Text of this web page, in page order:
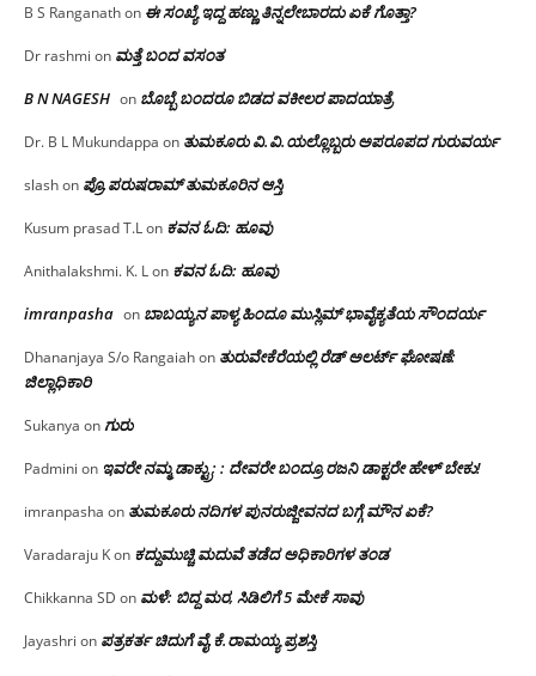
B S Ranganathon ಈ ಸಂಖ್ಯೆ ಇದ್ದ ಹಣ್ಣು ತಿನ್ನಲೇಬಾರದು ಏಕೆ ಗೊತ್ತಾ?
Dr rashmi on ಮತ್ತೆ ಬಂದ ವಸಂತ
B N NAGESH on ಬೊಬ್ಬೆ ಬಂದರೂ ಬಿಡದ ವಕೀಲರ ಪಾದಯಾತ್ರೆ
Dr. B L Mukundappa on ತುಮಕೂರು‌ ವಿ.ವಿ.ಯಲ್ಲೊಬ್ಬರು ಅಪರೂಪದ ಗುರುವರ್ಯ
slashon ಪ್ರೊ.ಪರುಷರಾಮ್ ತುಮಕೂರಿನ ಆಸ್ತಿ
Kusum prasad T.Lon ಕವನ ಓದಿ: ಹೂವು
Anithalakshmi. K. Lon ಕವನ ಓದಿ: ಹೂವು
imranpasha on ಬಾಬಯ್ಯನ ಪಾಳ್ಯ ಹಿಂದೂ ಮುಸ್ಲಿಮ್ ಭಾವೈಕ್ಯತೆಯ ಸೌಂದರ್ಯ
Dhananjaya S/o Rangaiahon ತುರುವೇಕೆರೆಯಲ್ಲಿ ರೆಡ್ ಅಲರ್ಟ್ ಘೋಷಣೆ:
ಜಿಲ್ಲಾಧಿಕಾರಿ
Sukanya onಗುರು
Padmini on ಇವರೇ ನಮ್ಮ ಡಾಕ್ಟ್ರು; : ದೇವರೇ ಬಂದ್ರೂ ರಜನಿ ಡಾಕ್ಟರೇ ಹೇಳ್ ಬೇಕು!
imranpasha on ತುಮಕೂರು ನದಿಗಳ ಪುನರುಜ್ಜೀವನದ ಬಗ್ಗೆ ಮೌನ ಏಕೆ?
Varadaraju Kon ಕದ್ದುಮುಚ್ಚಿ ಮದುವೆ ತಡೆದ ಅಧಿಕಾರಿಗಳ ತಂಡ
Chikkanna SD on ಮಳೆ: ಬಿದ್ದ ಮರ, ಸಿಡಿಲಿಗೆ 5 ಮೇಕೆ ಸಾವು
Jayashri on ಪತ್ರಕರ್ತ ಚಿದುಗೆ ವೈ.ಕೆ.ರಾಮಯ್ಯ ಪ್ರಶಸ್ತಿ